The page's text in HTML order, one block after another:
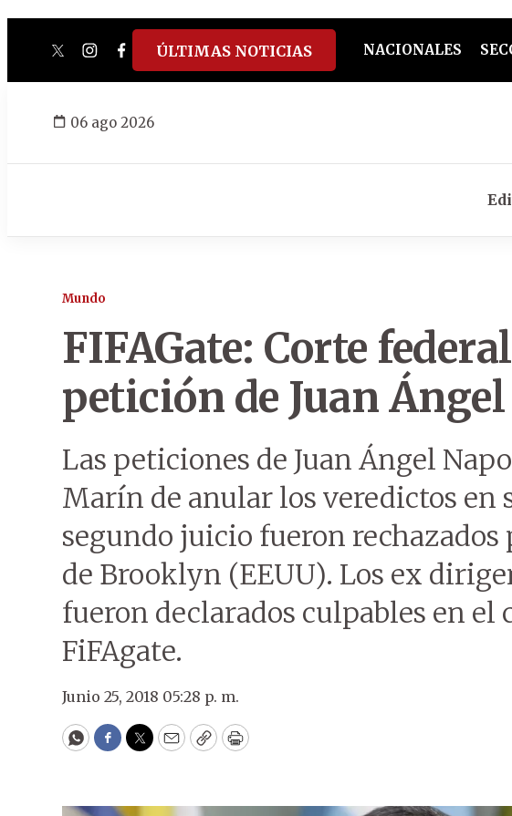
twitterinstagram
facebook
tiktokyoutube
spotify
ÚLTIMAS NOTICIAS NACIONALES
06 ago 2026
Mundo
FIFAGate: Corte
petición de Juan
Las peticiones de Juan Ángel
Marín de anular los veredictos en
segundo juicio fueron rechazados
de Brooklyn (EEUU). Los ex
fueron declarados culpables en el
FiFAgate.
Junio 25, 2018 05:28 p. m.
WhatsApp
Facebook
Twitter
EmailCopyPrint